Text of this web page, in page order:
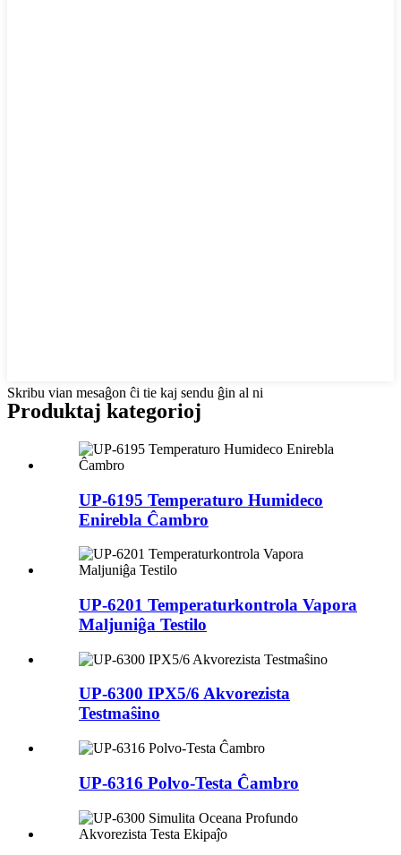
Skribu vian mesaĝon ĉi tie kaj sendu ĝin al ni
Produktaj kategorioj
UP-6195 Temperaturo Humideco
Enirebla Ĉambro
UP-6201 Temperaturkontrola Vapora
Maljuniĝa Testilo
UP-6300 IPX5/6 Akvorezista
Testmaŝino
UP-6316 Polvo-Testa Ĉambro